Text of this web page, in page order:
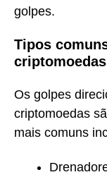
golpes.
Tipos
criptomoedas
Os golpes
criptomoedas
mais comuns